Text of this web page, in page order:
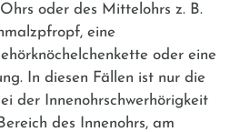
oder des Mittelohrs z. B.
eine
oder eine
In diesen Fällen ist nur die
der Innenohrschwerhörigkeit
des Innenohrs, am